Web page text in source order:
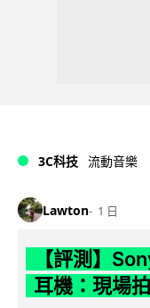
3C科技 流動音樂
Lawton 1 日
【評測】
耳機：現場